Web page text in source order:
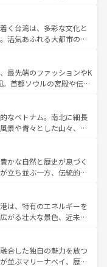
リカ
ほしい。
を迎えてくれるハワイの
ハワイアンミュージッ
べてがハワイの魅力を彩
い。
るウルル（エアーズロッ
やケアンズの熱帯雨林な
カフェやワイン、オージ
おり、サーフィンやダイ
ドア好きにはたまらな
を存分に味わいつくそ
く台湾は、多彩な文化と
活気あふれる大都市の台
湾東部など、都市の喧騒
訪れる人に新しい発見と
奥深い台湾の食文化も魅
、バラエティ豊かな料理
湾情報は コンテンツ一覧を参
最先端のファッションやK
首都ソウルの宮殿や伝統
の自然美を楽しむことが
絶品のストリートフード
ている。夜には、韓国な
彩な魅力を心ゆくまで味
なお、新着の韓国情報はコンテンツ一
なベトナム。南北に細長
景や青々とした山々、世
ハノイの古い町並みやホ
建物も、独特の雰囲気を
ィの豊かさとおいしさで
ナムコーヒーなどは、ぜ
訪れてもあたたかい人々
っと忘れられない旅にな
かな自然と歴史が息づく
立ち並ぶ一方、伝統的な
チェンマイなどの山岳地
ーケットやクラビの美し
ことができる。タイ料理
の季節にも異なる楽しみ
の人々、仏教を中心とし
、訪れる旅人を魅了し続
は、特有のエネルギーを
がる壮大な景色、近未来
。観光スポットが密集し
るのも魅力。息をのむよ
香港を存分に楽しみ尽く
合した独自の魅力を放つ
並ぶマリーナベイ、歴史